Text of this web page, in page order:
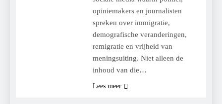
opiniemakers en journalisten
spreken over immigratie,
demografische veranderingen,
remigratie en vrijheid van
meningsuiting. Niet alleen de
inhoud van die…
Lees meer